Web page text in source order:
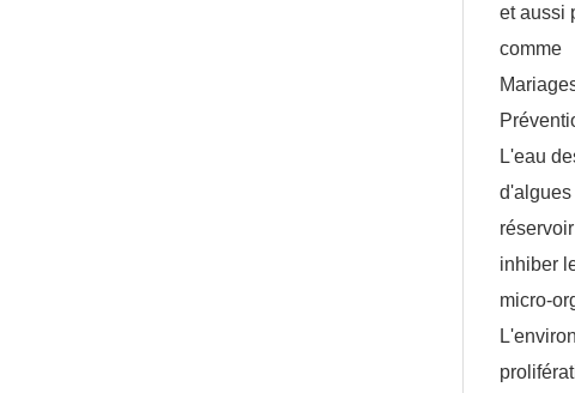
et aussi
comme
L'eau
d'algues
inhiber
micro-